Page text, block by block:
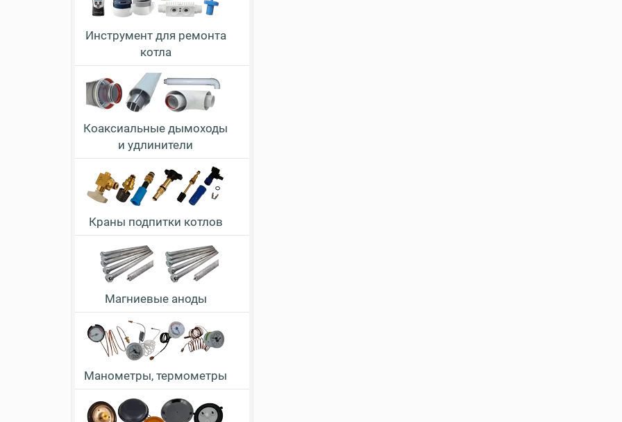
Инструмент для ремонта
котла
Коаксиальные дымоходы
и удлинители
Краны подпитки котлов
Магниевые аноды
Манометры, термометры